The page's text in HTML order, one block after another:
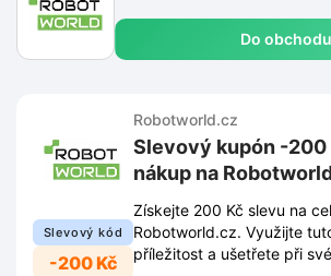
Do obchodu
Slevový kód
-200 Kč
Robotworld.cz
Slevový kupón -200
nákup na
Získejte 200 Kč slevu na
Robotworld.cz. Využijte
příležitost a ušetřete při